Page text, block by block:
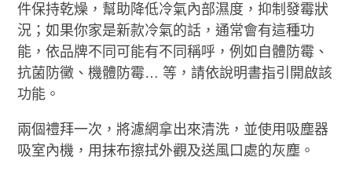
件保持乾燥，幫助降低冷氣內部濕度，抑制發霉狀
況；如果你家是新款冷氣的話，通常會有這種功
能，依品牌不同可能有不同稱呼，例如自體防霉、
抗菌防黴、機體防霉… 等，請依說明書指引開啟該
功能。
兩個禮拜一次，將濾網拿出來清洗，並使用吸塵器
吸室內機，用抹布擦拭外觀及送風口處的灰塵。